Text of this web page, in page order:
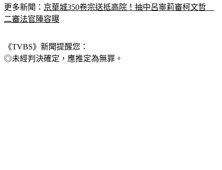
更多新聞：京華城350卷宗送抵高院！抽中呂寧莉審柯文哲
《TVBS》新聞提醒您：